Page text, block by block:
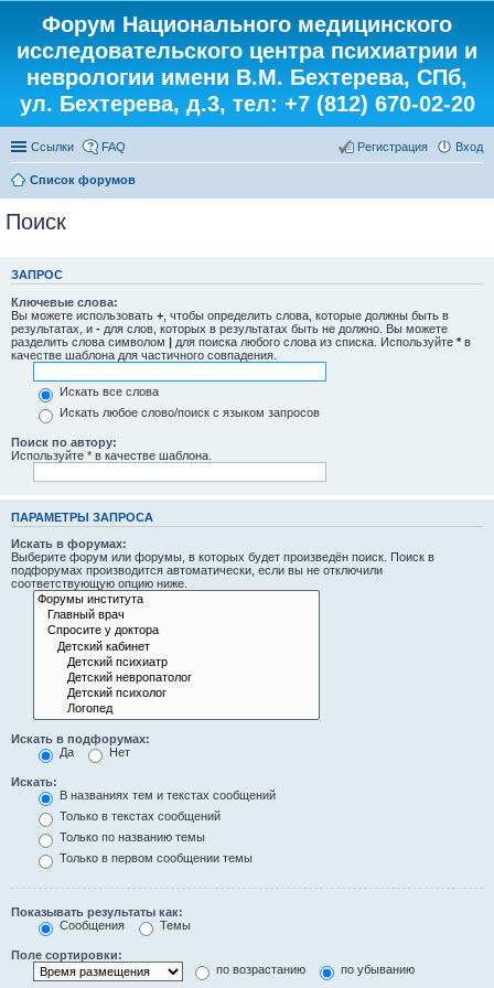
Форум Национального медицинского
исследовательского центра психиатрии и
неврологии имени В.М. Бехтерева, СПб,
ул. Бехтерева, д.3, тел: +7 (812) 670-02-20
Ссылки FAQ Вход
Регистрация
Список форумов
Поиск
ЗАПРОС
Ключевые слова:
Вы можете использовать + , чтобы определить слова, которые должны быть в
результатах, и - для слов, которых в результатах быть не должно. Вы можете
разделить слова символом | для поиска любого слова из списка. Используйте * в
качестве шаблона для частичного совпадения.
Искать все слова
Искать любое слово/поиск с языком запросов
Поиск по автору:
Используйте * в качестве шаблона.
ПАРАМЕТРЫ ЗАПРОСА
Искать в форумах:
Выберите форум или форумы, в которых будет произведён поиск. Поиск в
подфорумах производится автоматически, если вы не отключили
соответствующую опцию ниже.
Искать в подфорумах:
Да
Нет
Искать:
В названиях тем и текстах сообщений
Только в текстах сообщений
Только по названию темы
Только в первом сообщении темы
Показывать результаты как:
Сообщения
Темы
Поле сортировки:
по возрастанию
по убыванию